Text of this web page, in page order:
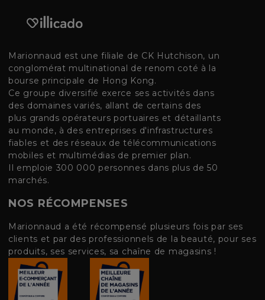
Marionnaud est une filiale de CK Hutchison, un
conglomérat multinational de renom coté à la
bourse principale de Hong Kong.
Ce groupe diversifié exerce ses activités dans
des domaines variés, allant de certains des
plus grands opérateurs portuaires et détaillants
au monde, à des entreprises d'infrastructures
fiables et des réseaux de télécommunications
mobiles et multimédias de premier plan.
Il emploie 300 000 personnes dans plus de 50
marchés.
NOS RÉCOMPENSES
Marionnaud a été récompensé plusieurs fois par ses
clients et par des professionnels de la beauté, pour ses
produits, ses services, sa chaîne de magasins !